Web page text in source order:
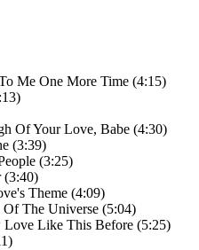
Me One More Time (4:15)
Of Your Love, Babe (4:30)
(3:39)
(3:25)
(3:40)
Theme (4:09)
Of The Universe (5:04)
Like This Before (5:25)